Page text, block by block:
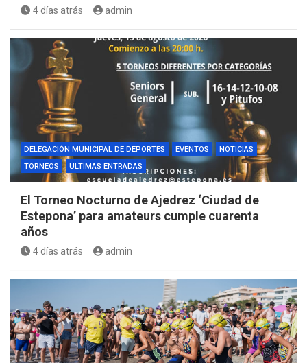
4 días atrás admin
DELEGACIÓN MUNICIPAL DE DEPORTES EVENTOS
NOTICIAS
TORNEOS
ULTIMAS ENTRADAS
El Torneo Nocturno de Ajedrez ‘Ciudad de
Estepona’ para amateurs cumple cuarenta
años
4 días atrás admin